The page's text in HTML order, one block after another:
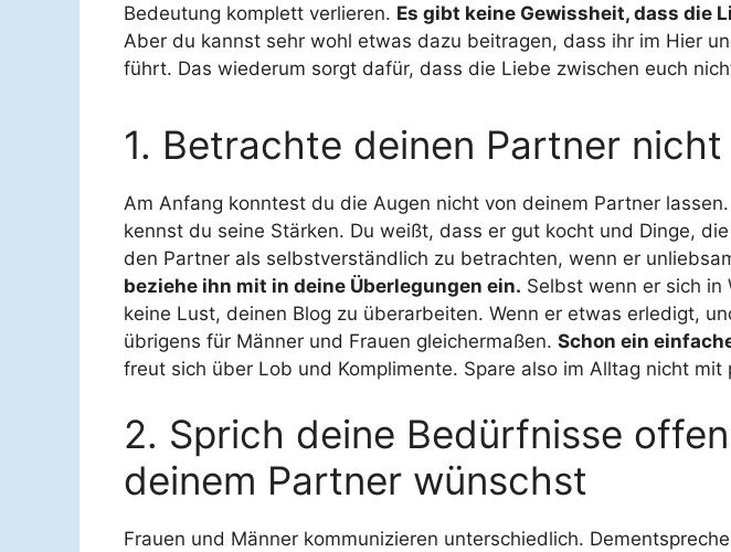
Bedeutung komplett verlieren. Es gibt keine Gewissheit, dass die
Aber du kannst sehr wohl etwas dazu beitragen, dass ihr im Hier
führt. Das wiederum sorgt dafür, dass die Liebe zwischen euch
1. Betrachte deinen Partner
Am Anfang konntest du die Augen nicht von deinem Partner
kennst du seine Stärken. Du weißt, dass er gut kocht und Dinge,
den Partner als selbstverständlich zu betrachten, wenn er
beziehe ihn mit in deine Überlegungen ein. Selbst wenn er sich in
keine Lust, deinen Blog zu überarbeiten. Wenn er etwas erledigt,
übrigens für Männer und Frauen gleichermaßen. Schon ein
freut sich über Lob und Komplimente. Spare also im Alltag nicht mit
2. Sprich deine Bedürfnisse
deinem Partner wünschst
Frauen und Männer kommunizieren unterschiedlich.